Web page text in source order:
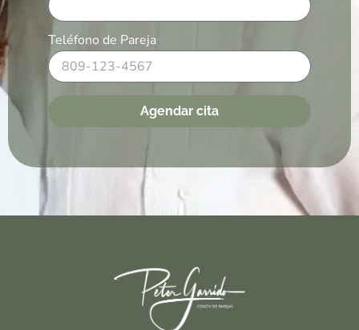
Teléfono de Pareja
Agendar cita